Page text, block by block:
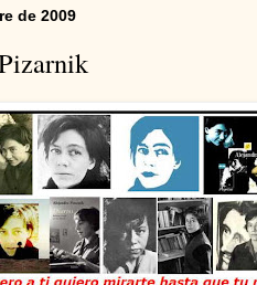
de 2009